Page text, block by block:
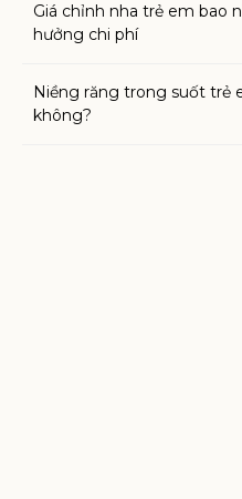
Giá chỉnh nha trẻ em bao
hưởng chi phí
Niềng răng trong suốt trẻ
không?